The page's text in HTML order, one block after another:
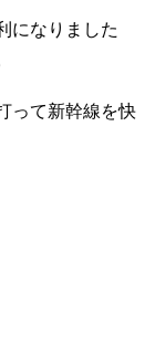
になりました
って新幹線を快